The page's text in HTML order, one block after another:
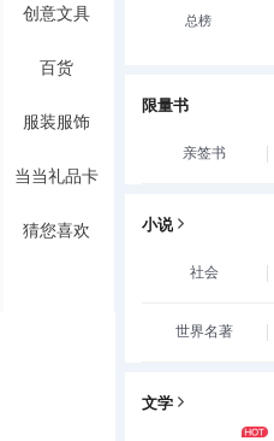
创意文具
百货
服装服饰
当当礼品卡
猜您喜欢
总榜
限量书
亲签书
小说
社会
世界名著
文学